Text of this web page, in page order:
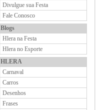
Divulgue sua Festa
Fale Conosco
Blogs
Hlera na Festa
Hlera no Esporte
HLERA
Carnaval
Carros
Desenhos
Frases